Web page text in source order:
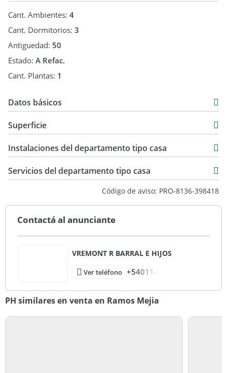
Cant. Ambientes: 4
Cant. Dormitorios: 3
Antiguedad: 50
Estado: A Refac.
Cant. Plantas: 1
Datos básicos
USD 68.000
Superficie
16 m2
90 m2
Instalaciones del departamento tipo casa
Servicios del departamento tipo casa
Código de aviso: PRO-8136-398418
Contactá al anunciante
VREMONT R BARRAL E HIJOS
Ver teléfono +540114
PH similares en venta en Ramos Mejia